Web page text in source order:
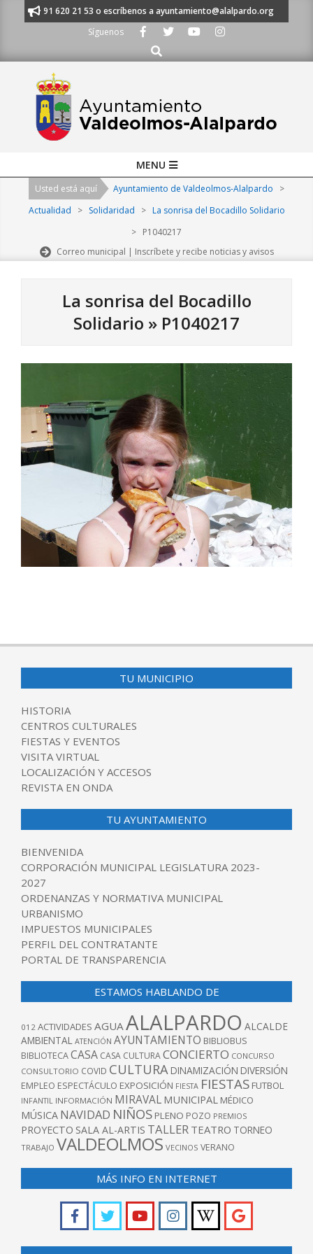
al 91 620 21 53 o escríbenos a ayuntamiento@alalpardo.org
Síguenos
Buscar
Navigation
MENU
Usted está aquí Ayuntamiento de Valdeolmos-Alalpardo
>
Actualidad
> Solidaridad > La sonrisa del Bocadillo Solidario
> P1040217
Correo municipal | Inscríbete y recibe noticias y avisos
La sonrisa del Bocadillo
Solidario » P1040217
05-
TU MUNICIPIO
HISTORIA
CENTROS CULTURALES
FIESTAS Y EVENTOS
VISITA VIRTUAL
LOCALIZACIÓN Y ACCESOS
REVISTA EN ONDA
TU AYUNTAMIENTO
BIENVENIDA
CORPORACIÓN MUNICIPAL LEGISLATURA 2023-
2027
ORDENANZAS Y NORMATIVA MUNICIPAL
URBANISMO
IMPUESTOS MUNICIPALES
PERFIL DEL CONTRATANTE
PORTAL DE TRANSPARENCIA
ESTAMOS HABLANDO DE
012 ACTIVIDADES AGUAALALPARDO ALCALDE
AMBIENTAL ATENCIÓN AYUNTAMIENTO BIBLIOBUS
BIBLIOTECACASA CASA CULTURACONCIERTO CONCURSO
CONSULTORIO COVID CULTURA DINAMIZACIÓN DIVERSIÓN
EMPLEO ESPECTÁCULO EXPOSICIÓN FIESTA FIESTAS FUTBOL
INFANTIL INFORMACIÓN MIRAVAL MUNICIPAL MÉDICO
MÚSICA NAVIDAD NIÑOS PLENO POZO PREMIOS
PROYECTO SALA AL-ARTIS TALLER TEATRO TORNEO
TRABAJO VALDEOLMOS VECINOS VERANO
MÁS INFO EN INTERNET